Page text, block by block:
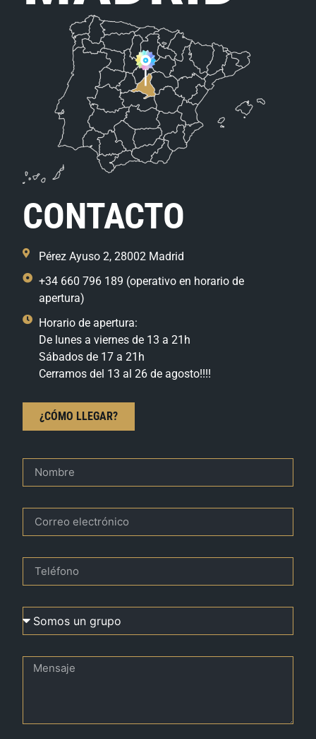
CONTACTO
Pérez Ayuso 2, 28002 Madrid
+34 660 796 189 (operativo en horario de
apertura)
Horario de apertura:
De lunes a viernes de 13 a 21h
Sábados de 17 a 21h
Cerramos del 13 al 26 de agosto!!!!
¿CÓMO LLEGAR?